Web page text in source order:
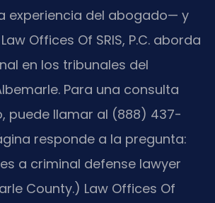
experiencia del abogado— y
Offices Of SRIS, P.C. aborda
en los tribunales del
Para una consulta
puede llamar al (888) 437-
responde a la pregunta:
a criminal defense lawyer
County.) Law Offices Of